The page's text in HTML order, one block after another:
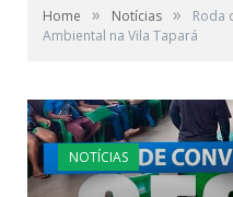
Home » Notícias »
Roda
Ambiental na Vila Tapará
NOTÍCIAS